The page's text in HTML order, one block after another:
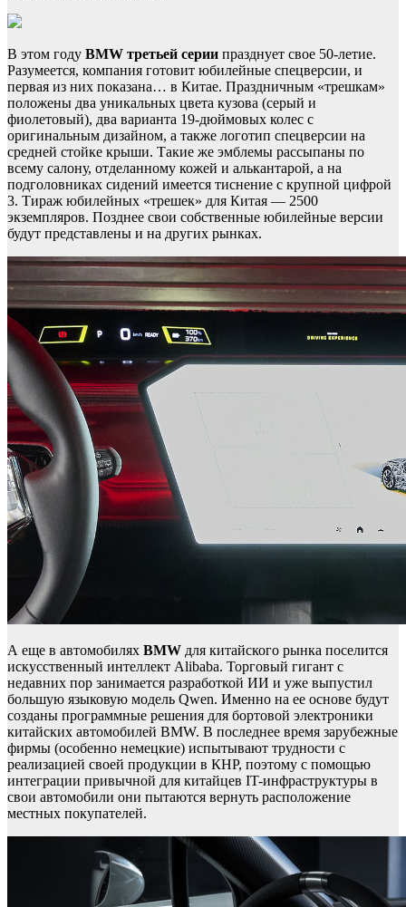
В этом году BMW третьей серии празднует свое 50-летие.
Разумеется, компания готовит юбилейные спецверсии, и
первая из них показана… в Китае. Праздничным «трешкам»
положены два уникальных цвета кузова (серый и
фиолетовый), два варианта 19-дюймовых колес с
оригинальным дизайном, а также логотип спецверсии на
средней стойке крыши. Такие же эмблемы рассыпаны по
всему салону, отделанному кожей и алькантарой, а на
подголовниках сидений имеется тиснение с крупной цифрой
3. Тираж юбилейных «трешек» для Китая — 2500
экземпляров. Позднее свои собственные юбилейные версии
будут представлены и на других рынках.
А еще в автомобилях BMW для китайского рынка поселится
искусственный интеллект Alibaba. Торговый гигант с
недавних пор занимается разработкой ИИ и уже выпустил
большую языковую модель Qwen. Именно на ее основе будут
созданы программные решения для бортовой электроники
китайских автомобилей BMW. В последнее время зарубежные
фирмы (особенно немецкие) испытывают трудности с
реализацией своей продукции в КНР, поэтому с помощью
интеграции привычной для китайцев IT-инфраструктуры в
свои автомобили они пытаются вернуть расположение
местных покупателей.